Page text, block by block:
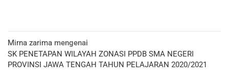
Mirna zarima mengenai
SK PENETAPAN WILAYAH ZONASI PPDB SMA NEGERI
PROVINSI JAWA TENGAH TAHUN PELAJARAN 2020/2021